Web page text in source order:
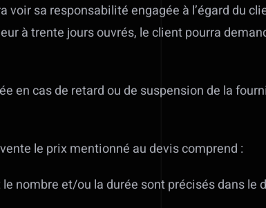
voir sa responsabilité engagée à l’égard du
à trente jours ouvrés, le client pourra
en cas de retard ou de suspension de la
le prix mentionné au devis comprend :
et/ou la durée sont précisés dans le